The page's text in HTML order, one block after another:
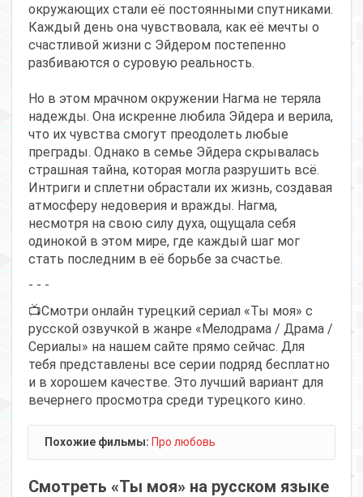
окружающих стали её постоянными спутниками.
Каждый день она чувствовала, как её мечты о
счастливой жизни с Эйдером постепенно
разбиваются о суровую реальность.
Но в этом мрачном окружении Нагма не теряла
надежды. Она искренне любила Эйдера и верила,
что их чувства смогут преодолеть любые
преграды. Однако в семье Эйдера скрывалась
страшная тайна, которая могла разрушить всё.
Интриги и сплетни обрастали их жизнь, создавая
атмосферу недоверия и вражды. Нагма,
несмотря на свою силу духа, ощущала себя
одинокой в этом мире, где каждый шаг мог
стать последним в её борьбе за счастье.
- - -
📺Смотри онлайн турецкий сериал «Ты моя» с
русской озвучкой в жанре «Мелодрама / Драма /
Сериалы» на нашем сайте прямо сейчас. Для
тебя представлены все серии подряд бесплатно
и в хорошем качестве. Это лучший вариант для
вечернего просмотра среди турецкого кино.
Похожие фильмы: Про любовь
Смотреть «Ты моя» на русском языке